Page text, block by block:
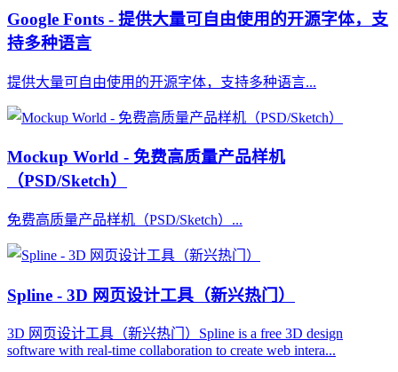
Google Fonts - 提供大量可自由使用的开源字体，支
持多种语言
提供大量可自由使用的开源字体，支持多种语言...
Mockup World - 免费高质量产品样机
（PSD/Sketch）
免费高质量产品样机（PSD/Sketch）...
Spline - 3D 网页设计工具（新兴热门）
3D 网页设计工具（新兴热门）Spline is a free 3D design
software with real-time collaboration to create web intera...